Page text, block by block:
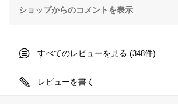
ショップからのコメントを表示
すべてのレビューを見る (348件)
レビューを書く